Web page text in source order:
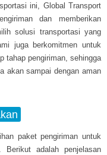
ini, Global Transport
dan memberikan
solusi transportasi yang
juga berkomitmen untuk
tahap pengiriman, sehingga
akan sampai dengan aman
paket pengiriman untuk
Berikut adalah penjelasan